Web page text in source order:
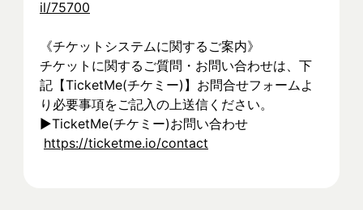
il/75700
《チケットシステムに関するご案内》
チケットに関するご質問・お問い合わせは、下
記【TicketMe(チケミー)】お問合せフォームよ
り必要事項をご記入の上送信ください。
▶︎TicketMe(チケミー)お問い合わせ
https://ticketme.io/contact